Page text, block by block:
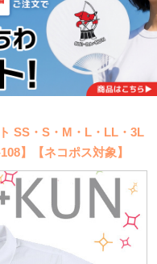
SS・S・M・L・LL・3L
】【ネコポス対象】